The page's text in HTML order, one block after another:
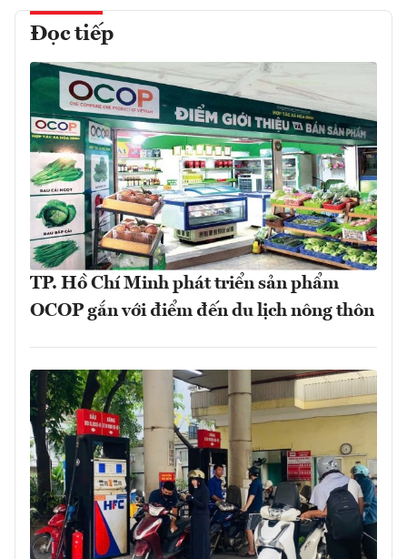
Đọc tiếp
TP. Hồ Chí Minh phát triển sản phẩm
OCOP gắn với điểm đến du lịch nông thôn